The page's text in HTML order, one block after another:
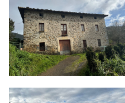
SAN ROMAN- ARANA,